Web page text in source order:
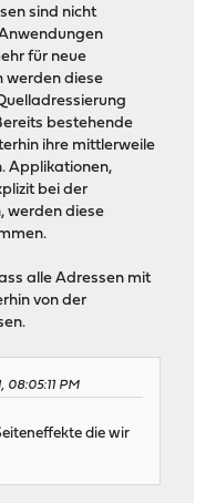
sind nicht
für neue
werden diese
bestehende
ihre mittlerweile
Applikationen,
bei der
werden diese
alle Adressen mit
von der
08:05:11 PM
die wir